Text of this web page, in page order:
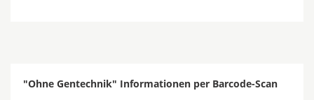
"Ohne Gentechnik" Informationen per Barcode-Scan